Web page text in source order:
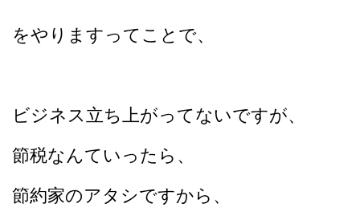
をやりますってことで、
ビジネス立ち上がってないですが、
節税なんていったら、
節約家のアタシですから、